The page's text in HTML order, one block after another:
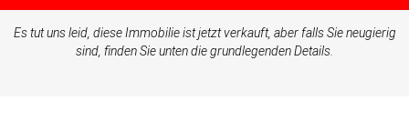
Es tut uns leid, diese Immobilie ist jetzt verkauft, aber falls Sie neugierig
sind, finden Sie unten die grundlegenden Details.